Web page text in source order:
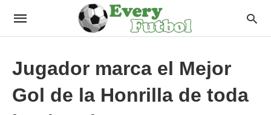
Jugador marca el Mejor
Gol de la Honrilla de toda